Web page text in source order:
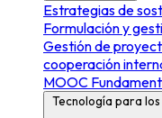
Estrategias de
Formulación y
Gestión de
cooperación
MOOC
Tecnología para